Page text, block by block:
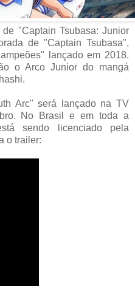
"Captain Tsubasa: Junior
de "Captain Tsubasa",
lançado em 2018.
o Arco Junior do mangá
Arc" será lançado na TV
No Brasil e em toda a
sendo licenciado pela
o trailer: